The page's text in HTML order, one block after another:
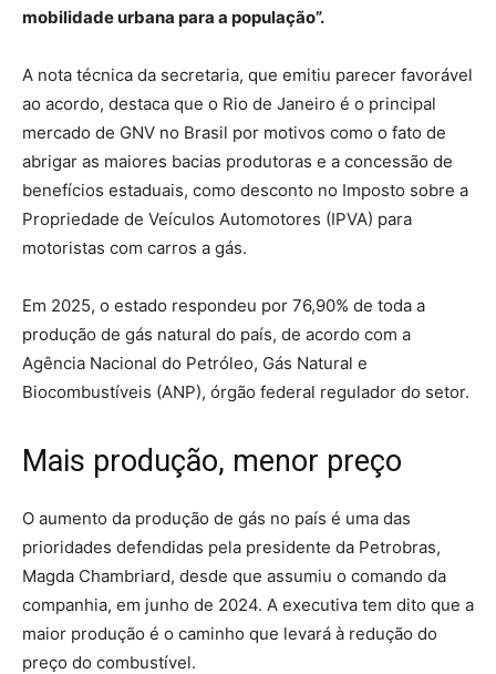
mobilidade urbana para a população”.
A nota técnica da secretaria, que emitiu parecer favorável
ao acordo, destaca que o Rio de Janeiro é o principal
mercado de GNV no Brasil por motivos como o fato de
abrigar as maiores bacias produtoras e a concessão de
benefícios estaduais, como desconto no Imposto sobre a
Propriedade de Veículos Automotores (IPVA) para
motoristas com carros a gás.
Em 2025, o estado respondeu por 76,90% de toda a
produção de gás natural do país, de acordo com a
Agência Nacional do Petróleo, Gás Natural e
Biocombustíveis (ANP), órgão federal regulador do setor.
Mais produção, menor preço
O aumento da produção de gás no país é uma das
prioridades defendidas pela presidente da Petrobras,
Magda Chambriard, desde que assumiu o comando da
companhia, em junho de 2024. A executiva tem dito que a
maior produção é o caminho que levará à redução do
preço do combustível.